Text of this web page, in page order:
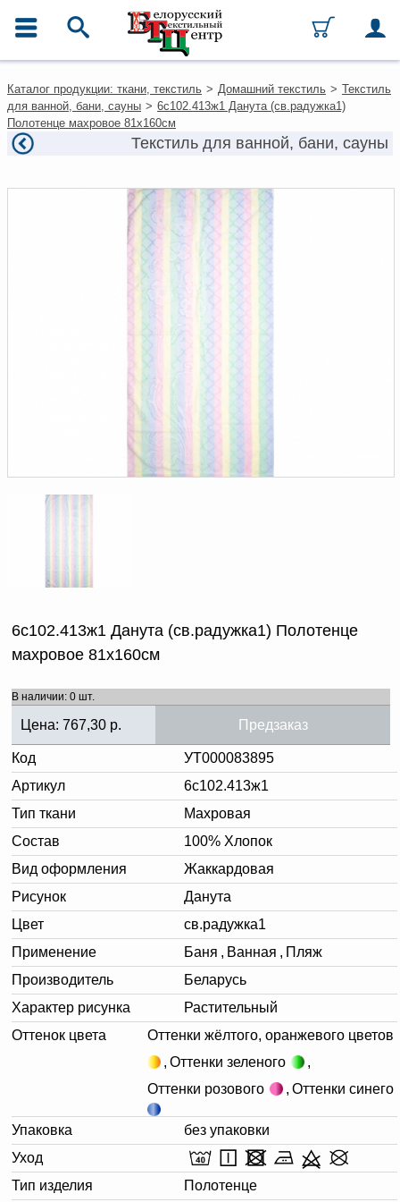
Каталог
Ткани
Домашний текстиль
Одежда
Текстиль для ресторанов и
Текстильная галантерея и
Условия работы
Оплата и доставка
Документы по работе с
персональными данными
Письмо руководителю
Вопросы и ответы
Каталог продукции: ткани, текстиль > Домашний текстиль > Текстиль
для ванной, бани, сауны > 6с102.413ж1 Данута (св.радужка1)
Полотенце махровое 81х160см
Текстиль для ванной, бани, сауны
6с102.413ж1 Данута (св.радужка1) Полотенце
махровое 81х160см
В наличии: 0 шт.
Цена: 767,30 р. Предзаказ
Код
УТ000083895
Артикул
6с102.413ж1
Тип ткани
Махровая
Состав
100% Хлопок
Вид оформления
Жаккардовая
Рисунок
Данута
Цвет
св.радужка1
Применение
Баня , Ванная , Пляж
Производитель
Беларусь
Характер рисунка
Растительный
Оттенок цвета
Оттенки жёлтого, оранжевого цветов
, Оттенки зеленого
,
Оттенки розового
, Оттенки синего
Упаковка
без упаковки
Уход
Тип изделия
Полотенце